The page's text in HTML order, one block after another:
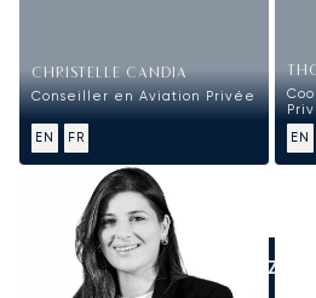
CHRISTELLE CANDIA
Conseiller en Aviation Privée
EN FR
EN
APPELEZ-